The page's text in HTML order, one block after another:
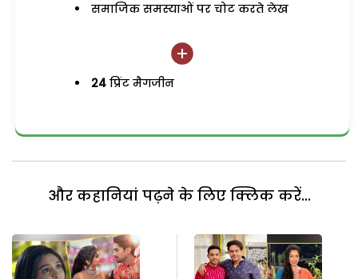
समाजिक समस्याओं पर चोट करते लेख
24 प्रिंट मैगजीन
और कहानियां पढ़ने के लिए क्लिक करें...